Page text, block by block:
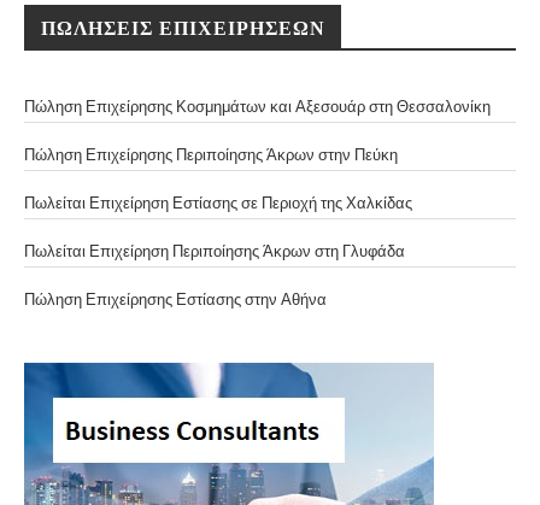
ΠΩΛΗΣΕΙΣ ΕΠΙΧΕΙΡΗΣΕΩΝ
Πώληση Επιχείρησης Κοσμημάτων και Αξεσουάρ στη Θεσσαλονίκη
Πώληση Επιχείρησης Περιποίησης Άκρων στην Πεύκη
Πωλείται Επιχείρηση Εστίασης σε Περιοχή της Χαλκίδας
Πωλείται Επιχείρηση Περιποίησης Άκρων στη Γλυφάδα
Πώληση Επιχείρησης Εστίασης στην Αθήνα